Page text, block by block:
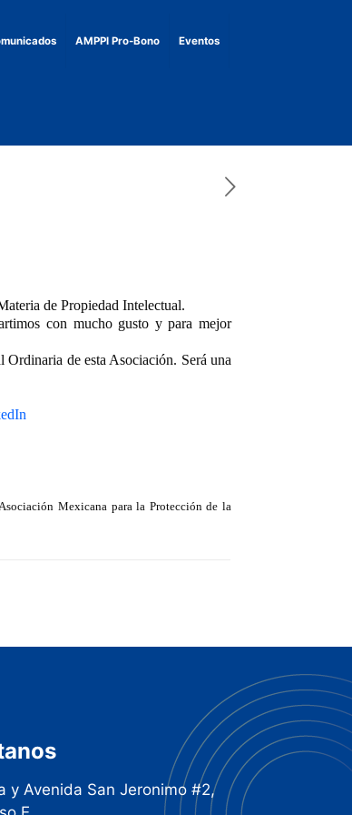
AMPPI Pro-Bono Eventos
de Propiedad Intelectual.
con mucho gusto y para mejor
Ordinaria de esta Asociación. Será una
Mexicana para la Protección de la
y Avenida San Jeronimo #2,